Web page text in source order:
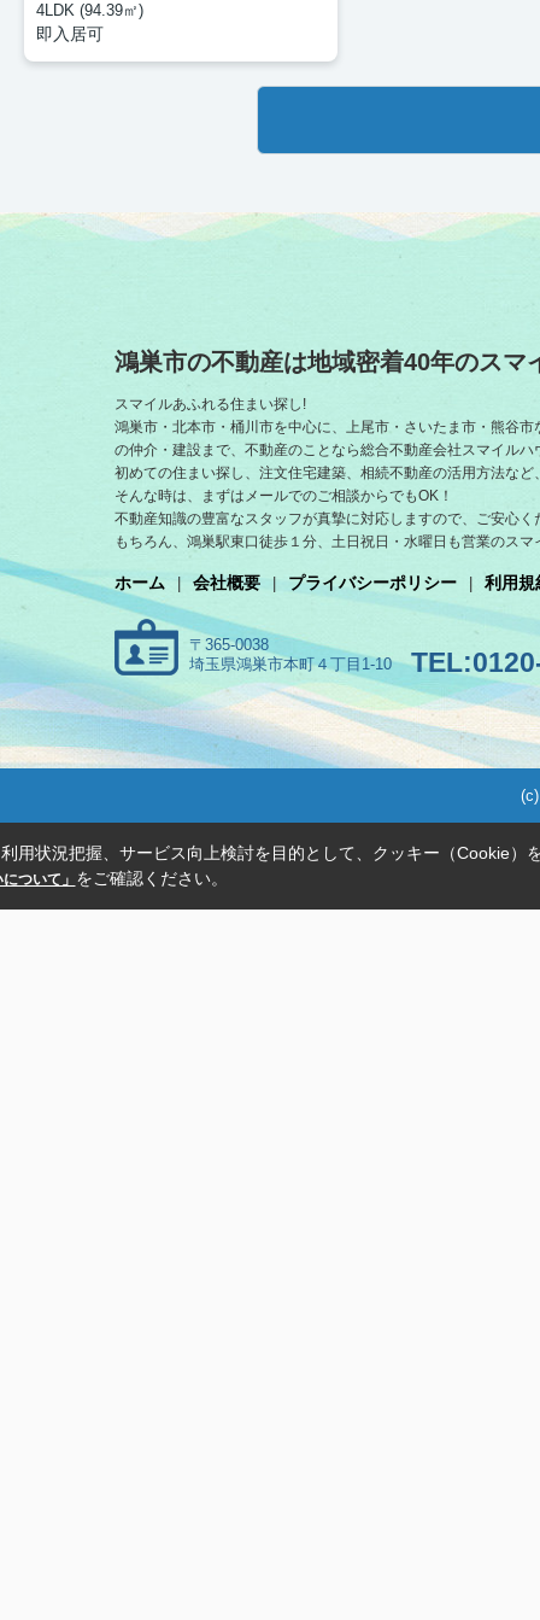
4LDK (94.39㎡)
即入居可
鴻巣市の不動産は地域密着40年のスマ
スマイルあふれる住まい探し!
鴻巣市・北本市・桶川市を中心に、上尾市・さいたま市・熊谷
の仲介・建設まで、不動産のことなら総合不動産会社スマイル
初めての住まい探し、注文住宅建築、相続不動産の活用方法な
そんな時は、まずはメールでのご相談からでもOK！
不動産知識の豊富なスタッフが真摯に対応しますので、ご安心く
もちろん、鴻巣駅東口徒歩１分、土日祝日・水曜日も営業のス
ホーム 会社概要 プライバシーポリシー 利用規
〒365-0038
埼玉県鴻巣市本町４丁目1-10
用状況把握、サービス向上検討を目的として、クッキー（Cookie）
ついて」 をご確認ください。